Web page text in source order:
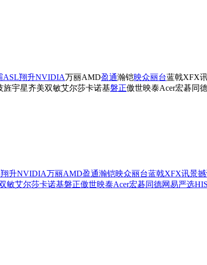
ASL翔升NVIDIA万丽AMD盈通瀚铠映众丽台蓝戟XFX
旌宇星齐美双敏艾尔莎卡诺基磐正傲世映泰Acer宏碁同
升NVIDIA万丽AMD盈通瀚铠映众丽台蓝戟XFX讯景
敏艾尔莎卡诺基磐正傲世映泰Acer宏碁同德网易严选HIS